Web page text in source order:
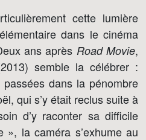
cette lumière
dans le cinéma
ans après Road Movie,
semble la célébrer :
dans la pénombre
qui s’y était reclus suite à
d’y raconter sa difficile
la caméra s’exhume au